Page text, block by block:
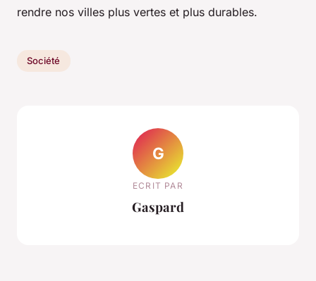
rendre nos villes plus vertes et plus durables.
Société
G
ECRIT PAR
Gaspard